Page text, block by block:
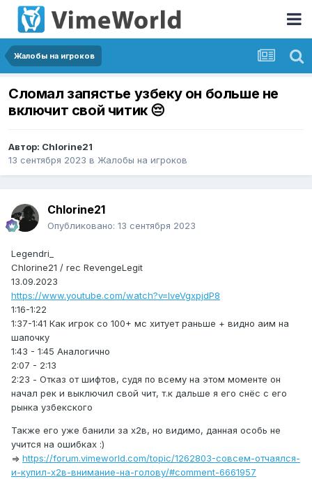
Жалобы на игроков
Сломал запястье узбеку он больше не
включит свой читик 😔
Автор: Chlorine21
13 сентября 2023 в Жалобы на игроков
Chlorine21
Опубликовано: 13 сентября 2023
Legendri_
Chlorine21 / rec RevengeLegit
13.09.2023
https://www.youtube.com/watch?v=lveVgxpjdP8
1:16-1:22
1:37-1:41 Как игрок со 100+ мс хитует раньше + видно аим на
шапочку
1:43 - 1:45 Аналогично
2:07 - 2:13
2:23 - Отказ от шифтов, судя по всему на этом моменте он
начал рек и выключил свой чит, т.к дальше я его снёс с его
рынка узбекского
Также его уже банили за х2в, но видимо, данная особь не
учится на ошибках :)
=> https://forum.vimeworld.com/topic/1262803-совсем-отчаялся-
и-купил-х2в-внимание-на-голову/#comment-6661957